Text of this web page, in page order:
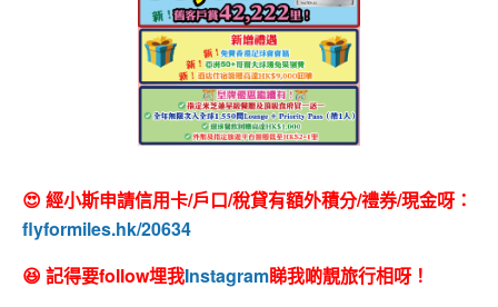
😍 經小斯申請信用卡/戶口/稅貸有額外積分/禮券/現金呀：
flyformiles.hk/20634
😆 記得要follow埋我Instagram睇我啲靚旅行相呀！